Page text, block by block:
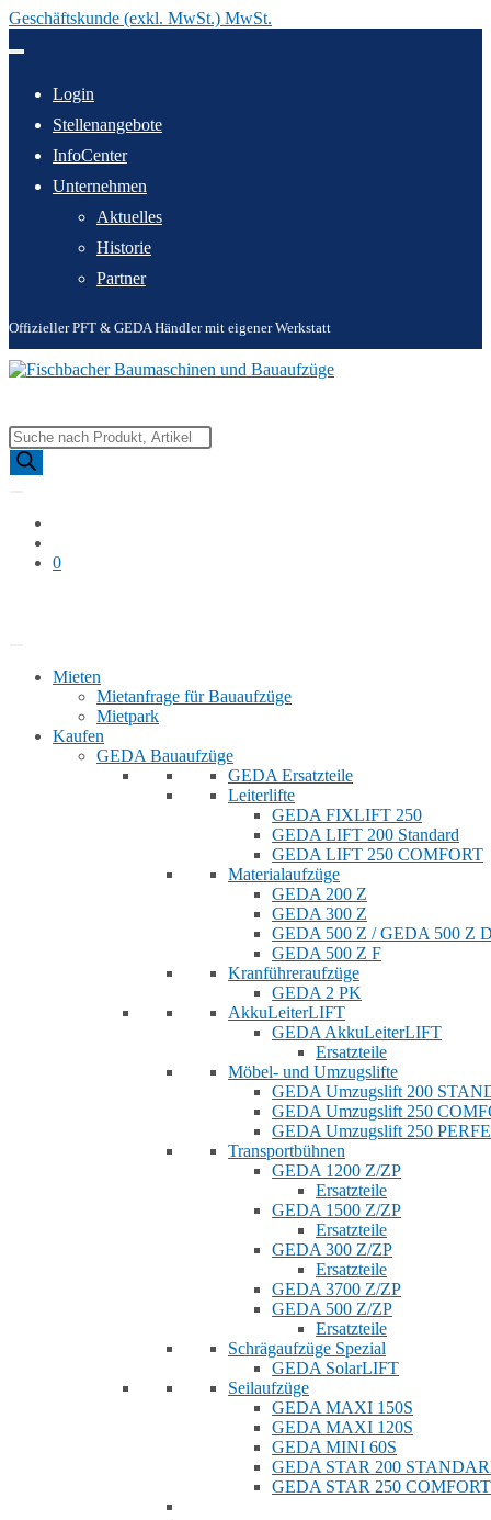
Geschäftskunde (exkl. MwSt.) MwSt.
Inhalt
Login
Stellenangebote
InfoCenter
Unternehmen
Aktuelles
Historie
Partner
Offizieller PFT & GEDA Händler mit eigener Werkstatt
Products
search
0
Mieten
Mietanfrage für Bauaufzüge
Mietpark
Kaufen
GEDA Bauaufzüge
GEDA Ersatzteile
Leiterlifte
GEDA FIXLIFT 250
GEDA LIFT 200 Standard
GEDA LIFT 250 COMFORT
Materialaufzüge
GEDA 200 Z
GEDA 300 Z
GEDA 500 Z / GEDA 500 Z
GEDA 500 Z F
Kranführeraufzüge
GEDA 2 PK
AkkuLeiterLIFT
GEDA AkkuLeiterLIFT
Ersatzteile
Möbel- und Umzugslifte
GEDA Umzugslift 200
GEDA Umzugslift 250
GEDA Umzugslift 250
Transportbühnen
GEDA 1200 Z/ZP
Ersatzteile
GEDA 1500 Z/ZP
Ersatzteile
GEDA 300 Z/ZP
Ersatzteile
GEDA 3700 Z/ZP
GEDA 500 Z/ZP
Ersatzteile
Schrägaufzüge Spezial
GEDA SolarLIFT
Seilaufzüge
GEDA MAXI 150S
GEDA MAXI 120S
GEDA MINI 60S
GEDA STAR 200
GEDA STAR 250 COMFORT